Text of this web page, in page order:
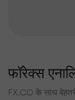
फॉरेक्स
FX.CO के साथ